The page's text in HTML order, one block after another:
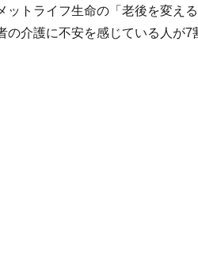
ットライフ生命の「老後を変え
の介護に不安を感じている人が7